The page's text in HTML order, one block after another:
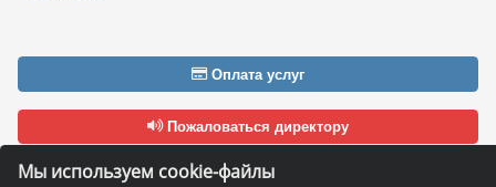
Мы используем cookie-файлы
Оплата услуг
Пожаловаться директору